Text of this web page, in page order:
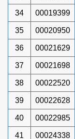
34 00019399
35 00020950
36 00021629
37 00021698
38 00022520
39 00022628
40 00022985
41 00024338